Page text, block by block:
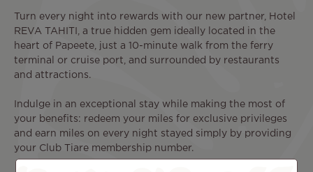
Turn every night into rewards with our new partner, Hotel
REVA TAHITI, a true hidden gem ideally located in the
heart of Papeete, just a 10-minute walk from the ferry
terminal or cruise port, and surrounded by restaurants
and attractions.
Indulge in an exceptional stay while making the most of
your benefits: redeem your miles for exclusive privileges
and earn miles on every night stayed simply by providing
your Club Tiare membership number.